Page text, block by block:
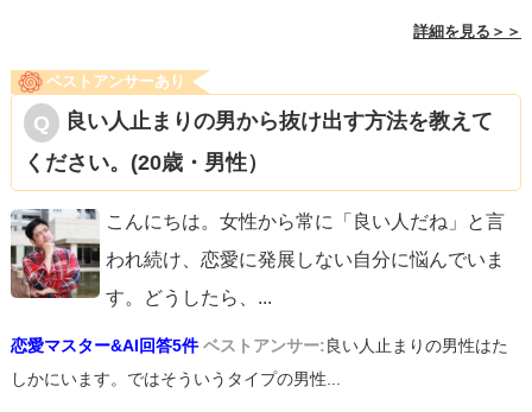
詳細を見る＞＞
ベストアンサーあり
良い人止まりの男から抜け出す方法を教えて
ください。(20歳・男性）
こんにちは。女性から常に「良い人だね」と言
われ続け、恋愛に発展しない自分に悩んでいま
す。どうしたら、 ...
恋愛マスター&AI回答5件 ベストアンサー:良い人止まりの男性はた
しかにいます。ではそういうタイプの男性...